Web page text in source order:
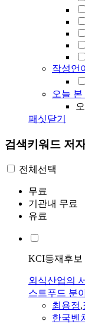
작성언
오늘 본
패싯닫기
검색키워드 저
전체선택
무료
기관내 무료
유료
KCI등재후보
외식산업의
스트푸드 분
최용정,
한국벤